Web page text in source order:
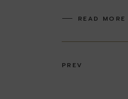
READ MORE
Posts
PREV